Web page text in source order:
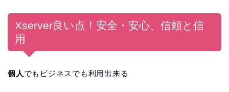
Xserver良い点！安全・安心、信頼と信
用
個人 でもビジネスでも利用出来る